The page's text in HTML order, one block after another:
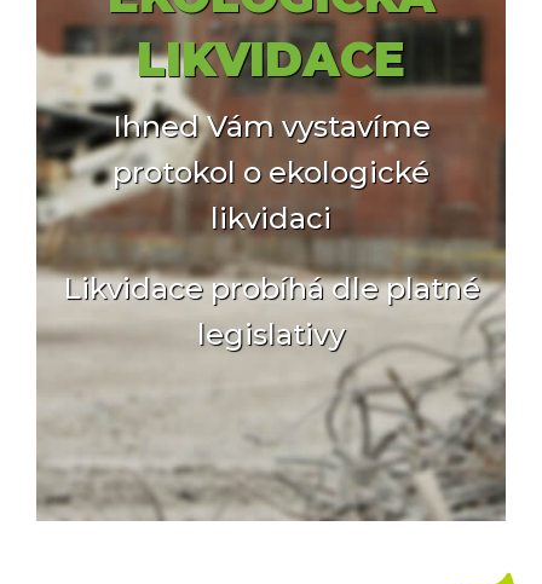
LIKVIDACE
Ihned Vám vystavíme
protokol o ekologické
likvidaci
Likvidace probíhá dle platné
legislativy